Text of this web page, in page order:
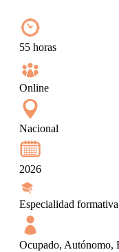
55 horas
Online
Nacional
2026
Especialidad formativa
Ocupado, Autónomo,